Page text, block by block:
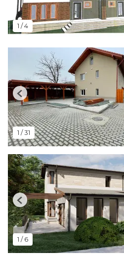
1 /4
1 /31
Previous
1 /6
Previous